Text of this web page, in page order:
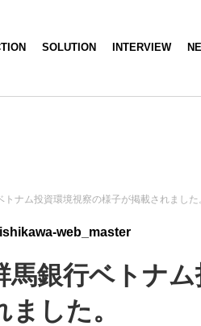
SOLUTION INTERVIEW
トナム投資環境視察の様子が掲載されました
ishikawa-web_master
馬銀行ベトナ
した。